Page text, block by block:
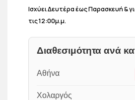
Ισχύει Δευτέρα έως Παρασκευή &
τις 12:00μ.μ.
Διαθεσιμότητα ανά
Αθήνα
Χολαργός